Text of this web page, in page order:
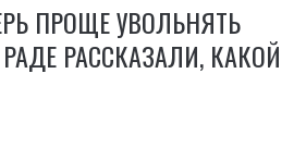
ПРОЩЕ УВОЛЬНЯТЬ
РАССКАЗАЛИ, КАКОЙ